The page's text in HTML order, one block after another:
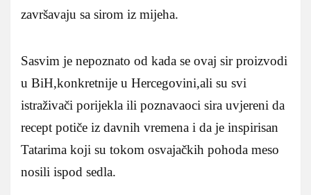
završavaju sa sirom iz mijeha.
Sasvim je nepoznato od kada se ovaj sir proizvodi
u BiH,konkretnije u Hercegovini,ali su svi
istraživači porijekla ili poznavaoci sira uvjereni da
recept potiče iz davnih vremena i da je inspirisan
Tatarima koji su tokom osvajačkih pohoda meso
nosili ispod sedla.